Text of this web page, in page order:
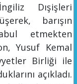
Dışişleri
barışın
etmekten
Yusuf Kemal
Birliği ile
rını açıkladı.